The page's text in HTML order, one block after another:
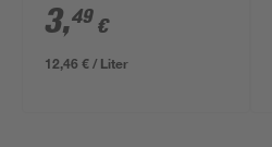
3,49 €
12,46 € / Liter